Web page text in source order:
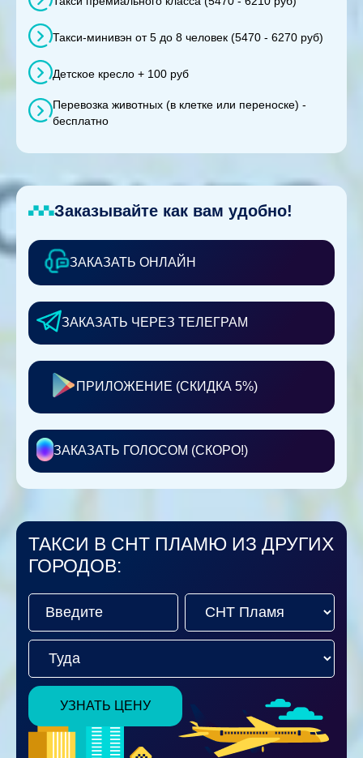
Такси-минивэн от 5 до 8 человек (5470 - 6270 руб)
Детское кресло + 100 руб
Перевозка животных (в клетке или переноске) -
бесплатно
Заказывайте как вам удобно!
ЗАКАЗАТЬ ОНЛАЙН
ЗАКАЗАТЬ ЧЕРЕЗ ТЕЛЕГРАМ
ПРИЛОЖЕНИЕ (СКИДКА 5%)
ЗАКАЗАТЬ ГОЛОСОМ (СКОРО!)
ТАКСИ В СНТ ПЛАМЮ ИЗ ДРУГИХ
ГОРОДОВ:
УЗНАТЬ ЦЕНУ